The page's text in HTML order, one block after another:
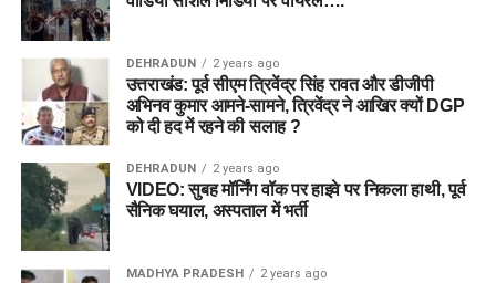
DEHRADUN 2 years ago
उत्तराखंड: पूर्व सीएम त्रिवेंद्र सिंह रावत और डीजीपी
अभिनव कुमार आमने-सामने, त्रिवेंद्र ने आखिर क्यों DGP
को दी हद में रहने की सलाह ?
DEHRADUN 2 years ago
VIDEO: सुबह मॉर्निंग वॉक पर हाइवे पर निकला हाथी, पूर्व
सैनिक घयाल, अस्पताल में भर्ती
MADHYA PRADESH 2 years ago